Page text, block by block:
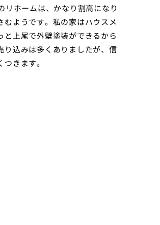
ホームは、かなり割高になり
ようです。私の家はハウスメ
上尾で外壁塗装ができるから
り込みは多くありましたが、信
きます。